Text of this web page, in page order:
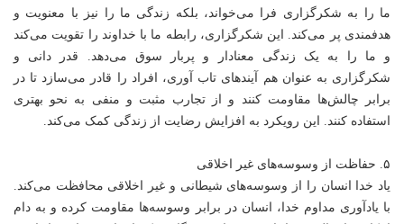
ما را به شکرگزاری فرا می‌خواند، بلکه زندگی ما را نیز با معنویت و
هدفمندی پر می‌کند. این شکرگزاری، رابطه ما با خداوند را تقویت می‌کند
و ما را به یک زندگی معنادار و پربار سوق می‌دهد. قدر دانی و
شکرگزاری به عنوان هم آیندهای تاب آوری، افراد را قادر می‌سازد تا در
برابر چالش‌ها مقاومت کنند و از تجارب مثبت و منفی به نحو بهتری
استفاده کنند. این رویکرد به افزایش رضایت از زندگی کمک می‌کند.
۵. حفاظت از وسوسه‌های غیر اخلاقی
یاد خدا انسان را از وسوسه‌های شیطانی و غیر اخلاقی محافظت می‌کند.
با یادآوری مداوم خدا، انسان در برابر وسوسه‌ها مقاومت کرده و به دام